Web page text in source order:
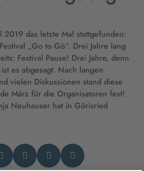
2019 das letzte Mal stattgefunden:
„Go to Gö“. Drei Jahre lang
Festival Pause! Drei Jahre, denn
es abgesagt. Nach langen
vielen Diskussionen stand diese
März für die Organisatoren fest!
Neuhauser hat in Görisried